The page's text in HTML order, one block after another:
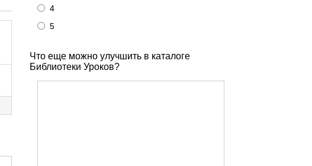
4
5
Что еще можно улучшить в каталоге
Библиотеки Уроков?